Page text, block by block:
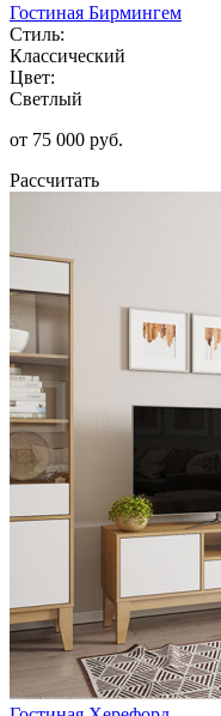
Гостиная Бирмингем
Стиль:
Классический
Цвет:
Светлый
от 75 000 руб.
Рассчитать